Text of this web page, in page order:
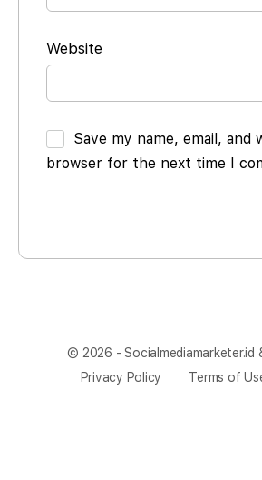
Website
Save my name, email, and
browser for the next time I
© 2026 - Socialmediamarketer.id
Privacy Policy
Terms of